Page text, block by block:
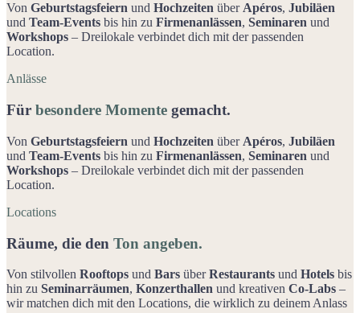
Von Geburtstagsfeiern und Hochzeiten über Apéros, Jubiläen
und Team-Events bis hin zu Firmenanlässen, Seminaren und
Workshops – Dreilokale verbindet dich mit der passenden
Location.
Anlässe
Für besondere Momente gemacht.
Von Geburtstagsfeiern und Hochzeiten über Apéros, Jubiläen
und Team-Events bis hin zu Firmenanlässen, Seminaren und
Workshops – Dreilokale verbindet dich mit der passenden
Location.
Locations
Räume, die den Ton angeben.
Von stilvollen Rooftops und Bars über Restaurants und Hotels bis
hin zu Seminarräumen, Konzerthallen und kreativen Co-Labs –
wir matchen dich mit den Locations, die wirklich zu deinem Anlass